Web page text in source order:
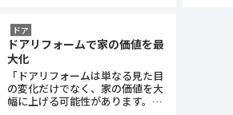
ドア
ドアリフォームで家の価値を最
大化
「ドアリフォームは単なる見た目
の変化だけでなく、家の価値を大
幅に上げる可能性があります。具